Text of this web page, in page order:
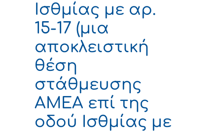
Ισθμίας με αρ.
15-17 (μια
αποκλειστική
θέση
στάθμευσης
ΑΜΕΑ επί της
οδού Ισθμίας με